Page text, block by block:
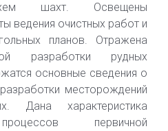
схем шахт. Освещены
ведения очистных работ и
планов. Отражена
разработки рудных
основные сведения о
месторождений
Дана характеристика
первичной